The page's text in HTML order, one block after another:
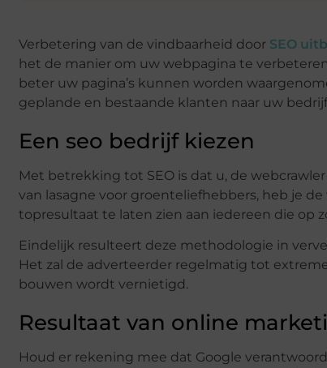
Verbetering van de vindbaarheid door SEO
het de manier om uw webpagina te
beter uw pagina’s kunnen worden
geplande en bestaande klanten naar uw
Een seo bedrijf kiezen
Met betrekking tot SEO is dat u, de
van lasagne voor groenteliefhebbers, heb je de
topresultaat te laten zien aan iedereen die op
Eindelijk resulteert deze methodologie in
Het zal de adverteerder regelmatig tot
bouwen wordt vernietigd.
Resultaat van online
Houd er rekening mee dat Google